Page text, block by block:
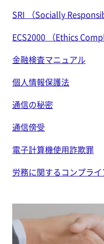
SRI （Socially
ECS2000 （Ethics
金融検査マニュアル
個人情報保護法
通信の秘密
通信傍受
電子計算機使用詐欺罪
労務に関するコンプラ